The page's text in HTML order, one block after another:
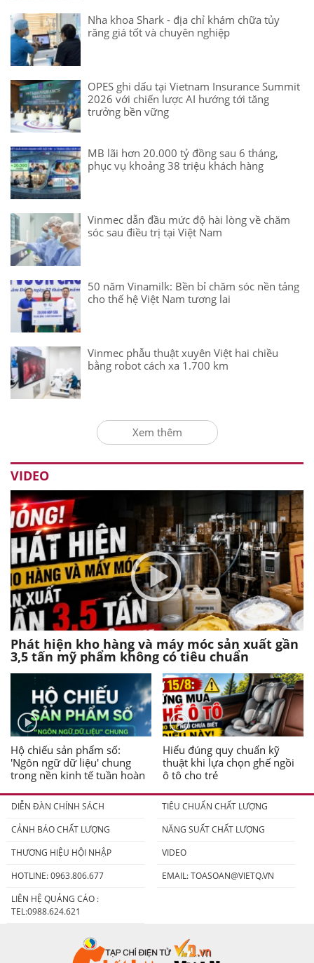
Nha khoa Shark - địa chỉ khám chữa tủy
răng giá tốt và chuyên nghiệp
OPES ghi dấu tại Vietnam Insurance Summit
2026 với chiến lược AI hướng tới tăng
trưởng bền vững
MB lãi hơn 20.000 tỷ đồng sau 6 tháng,
phục vụ khoảng 38 triệu khách hàng
Vinmec dẫn đầu mức độ hài lòng về chăm
sóc sau điều trị tại Việt Nam
50 năm Vinamilk: Bền bỉ chăm sóc nền tảng
cho thế hệ Việt Nam tương lai
Vinmec phẫu thuật xuyên Việt hai chiều
bằng robot cách xa 1.700 km
Xem thêm
VIDEO
Phát hiện kho hàng và máy móc sản xuất gần
3,5 tấn mỹ phẩm không có tiêu chuẩn
Hộ chiếu sản phẩm số:
'Ngôn ngữ dữ liệu' chung
trong nền kinh tế tuần hoàn
Hiểu đúng quy chuẩn kỹ
thuật khi lựa chọn ghế ngồi
ô tô cho trẻ
DIỄN ĐÀN CHÍNH SÁCH
TIÊU CHUẨN CHẤT LƯỢNG
CẢNH BÁO CHẤT LƯỢNG
NĂNG SUẤT CHẤT LƯỢNG
THƯƠNG HIỆU HỘI NHẬP
VIDEO
HOTLINE: 0963.806.677
EMAIL:TOASOAN@VIETQ.VN
LIÊN HỆ QUẢNG CÁO :
TEL:0988.624.621